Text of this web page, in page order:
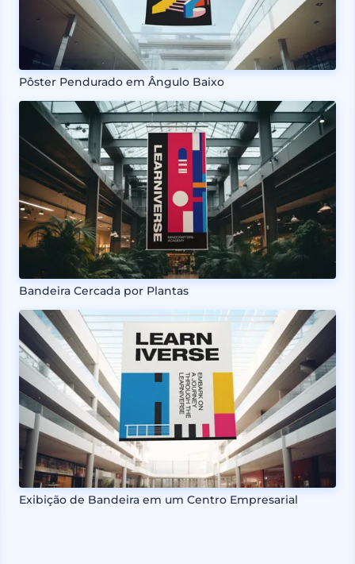
Pôster Pendurado em Ângulo Baixo
Bandeira Cercada por Plantas
Exibição de Bandeira em um Centro Empresarial